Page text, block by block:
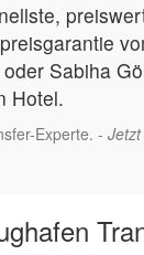
Sabiha
Hotel.
Experte. -